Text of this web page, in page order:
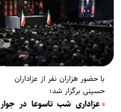
با حضور هزاران نفر از عزاداران
حسینی برگزار شد؛
عزاداری شب تاسوعا در جوار